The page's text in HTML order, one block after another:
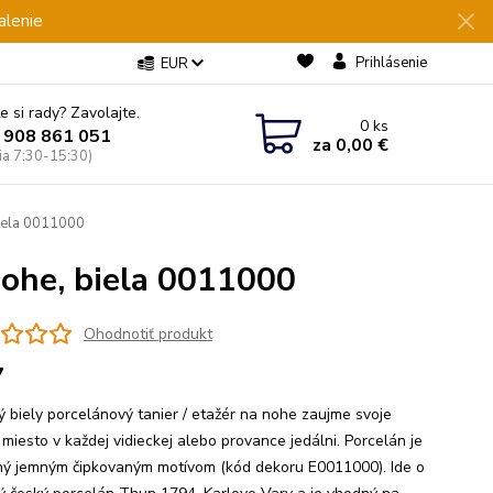
EUR Prihlásenie
si rady? Zavolajte.
861 051
7:30-15:30)
0ks
za 0,00 €
0011000
biela 0011000
Ohodnotiť produkt
biely porcelánový tanier / etažér na nohe zaujme svoje
v každej vidieckej alebo provance jedálni. Porcelán je
jemným čipkovaným motívom (kód dekoru E0011000). Ide o